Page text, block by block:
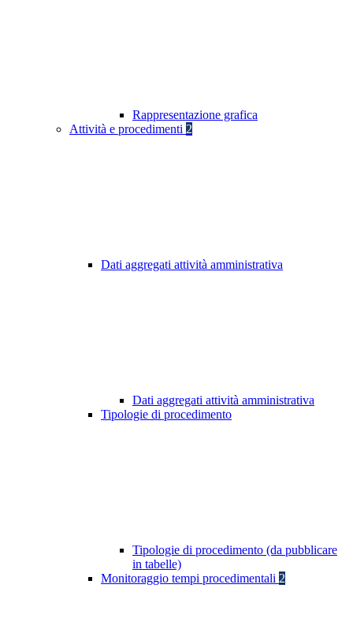
Rappresentazione grafica
Attività e procedimenti 2
Dati aggregati attività amministrativa
Dati aggregati attività amministrativa
Tipologie di procedimento
Tipologie di procedimento (da pubblicare
in tabelle)
Monitoraggio tempi procedimentali 2